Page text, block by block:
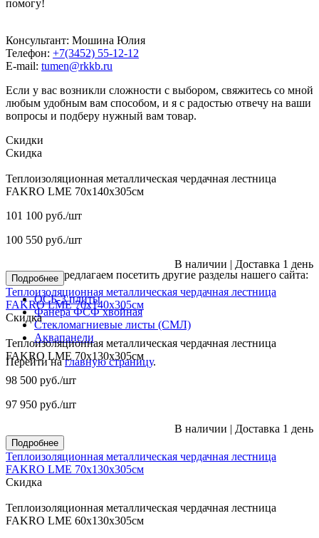
Мы также предлагаем посетить другие разделы нашего сайта:
ОСБ-3 плиты
Фанера ФСФ хвойная
Стекломагниевые листы (СМЛ)
Аквапанели
Перейти наглавную страницу.
помогу!
Консультант: Мошина Юлия
Телефон: +7(3452) 55-12-12
E-mail: tumen@rkkb.ru
Если у вас возникли сложности с выбором, свяжитесь со мной
любым удобным вам способом, и я с радостью отвечу на ваши
вопросы и подберу нужный вам товар.
Скидки
Скидка
Теплоизоляционная металлическая чердачная лестница
FAKRO LME 70х140х305см
101 100 руб./шт
100 550 руб./шт
В наличии | Доставка 1 день
Подробнее
Теплоизоляционная металлическая чердачная лестница
FAKRO LME 70х140х305см
Скидка
Теплоизоляционная металлическая чердачная лестница
FAKRO LME 70х130х305см
98 500 руб./шт
97 950 руб./шт
В наличии | Доставка 1 день
Подробнее
Теплоизоляционная металлическая чердачная лестница
FAKRO LME 70х130х305см
Скидка
Теплоизоляционная металлическая чердачная лестница
FAKRO LME 60х130х305см